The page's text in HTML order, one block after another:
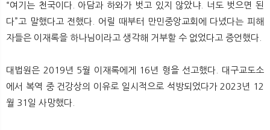
“여기는 천국이다. 아담과 하와가 벗고 있지 않았냐. 너도 벗으면 된
다”고 말했다고 전했다. 어릴 때부터 만민중앙교회에 다녔다는 피해
자들은 이재록을 하나님이라고 생각해 거부할 수 없었다고 증언했다.
대법원은 2019년 5월 이재록에게 16년 형을 선고했다. 대구교도소
에서 복역 중 건강상의 이유로 일시적으로 석방되었다가 2023년 12
월 31일 사망했다.